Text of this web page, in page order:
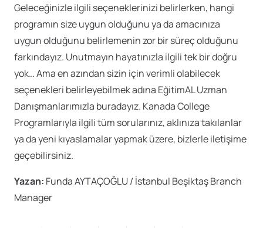
Geleceğinizle ilgili seçeneklerinizi belirlerken, hangi
programın size uygun olduğunu ya da amacınıza
uygun olduğunu belirlemenin zor bir süreç olduğunu
farkındayız. Unutmayın hayatınızla ilgili tek bir doğru
yok… Ama en azından sizin için verimli olabilecek
seçenekleri belirleyebilmek adına EğitimAL Uzman
Danışmanlarımızla buradayız. Kanada College
Programlarıyla ilgili tüm sorularınız, aklınıza takılanlar
ya da yeni kıyaslamalar yapmak üzere, bizlerle iletişime
geçebilirsiniz.
Yazan: Funda AYTAÇOĞLU / İstanbul Beşiktaş Branch
Manager